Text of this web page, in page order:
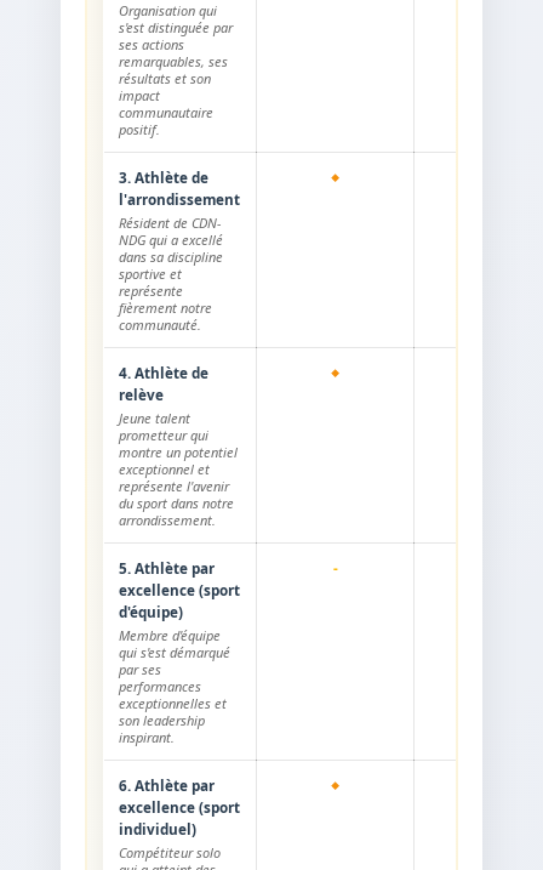
Organisation qui
s'est distinguée par
ses actions
remarquables, ses
résultats et son
impact
communautaire
positif.
3. Athlète de
l'arrondissement
Résident de CDN-
NDG qui a excellé
dans sa discipline
sportive et
représente
fièrement notre
communauté.
4. Athlète de
relève
Jeune talent
prometteur qui
montre un potentiel
exceptionnel et
représente l'avenir
du sport dans notre
arrondissement.
5. Athlète par
excellence (sport
d'équipe)
Membre d'équipe
qui s'est démarqué
par ses
performances
exceptionnelles et
son leadership
inspirant.
-
6. Athlète par
excellence (sport
individuel)
Compétiteur solo